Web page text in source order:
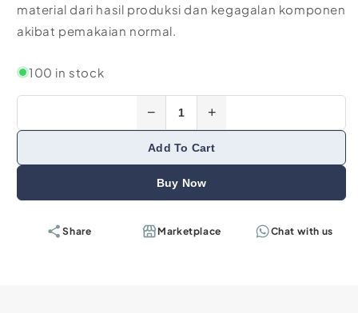
material dari hasil produksi dan kegagalan komponen
akibat pemakaian normal.
100 in stock
− +
Add To Cart
Buy Now
Share Marketplace Chat with us